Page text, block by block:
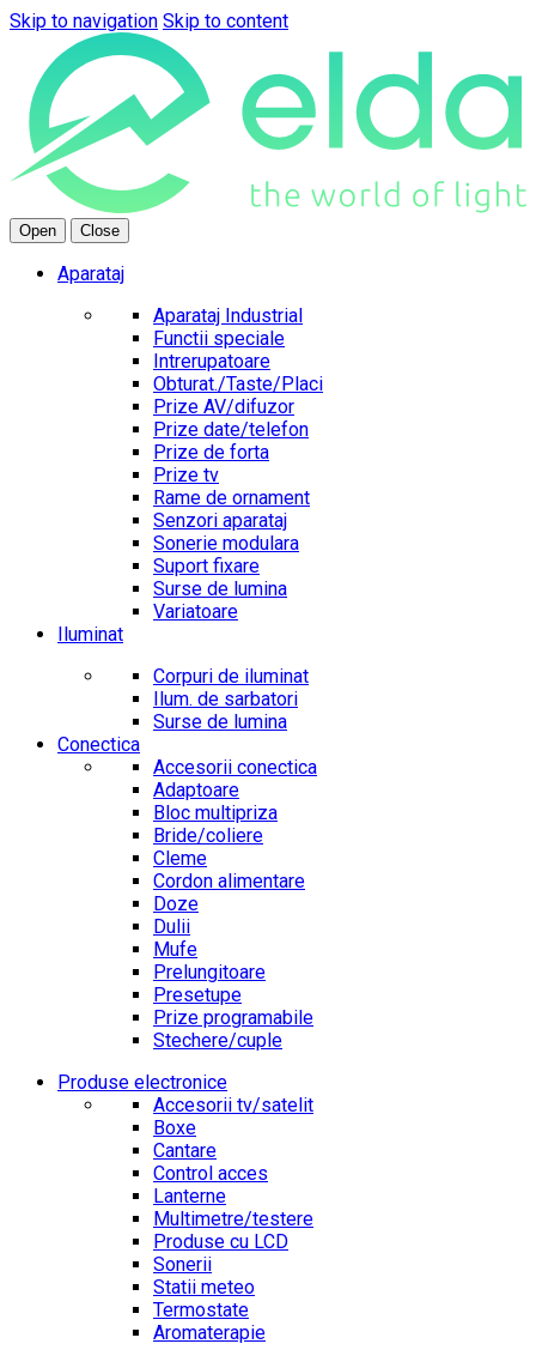
Skip to navigation Skip to content
Open Close
Aparataj
Aparataj Industrial
Functii speciale
Intrerupatoare
Obturat./Taste/Placi
Prize AV/difuzor
Prize date/telefon
Prize de forta
Prize tv
Rame de ornament
Senzori aparataj
Sonerie modulara
Suport fixare
Surse de lumina
Variatoare
Iluminat
Corpuri de iluminat
Ilum. de sarbatori
Surse de lumina
Conectica
Accesorii conectica
Adaptoare
Bloc multipriza
Bride/coliere
Cleme
Cordon alimentare
Doze
Dulii
Mufe
Prelungitoare
Presetupe
Prize programabile
Stechere/cuple
Produse electronice
Accesorii tv/satelit
Boxe
Cantare
Control acces
Lanterne
Multimetre/testere
Produse cu LCD
Sonerii
Statii meteo
Termostate
Aromaterapie